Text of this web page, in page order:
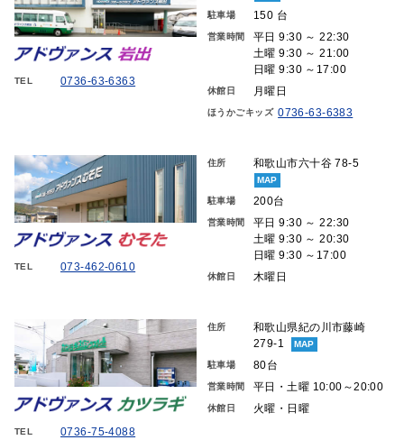
TEL 0736-63-6363
駐車場 150 台
営業時間
平日 9:30 ～ 22:30
土曜 9:30 ～ 21:00
日曜 9:30 ～17:00
休館日 月曜日
ほうかごキッズ 0736-63-6383
TEL 073-462-0610
住所 和歌山市六十谷 78-5
MAP
駐車場 200台
営業時間
平日 9:30 ～ 22:30
土曜 9:30 ～ 20:30
日曜 9:30 ～17:00
休館日 木曜日
TEL 0736-75-4088
住所
和歌山県紀の川市藤崎
279-1
MAP
駐車場 80台
営業時間 平日・土曜 10:00～20:00
休館日 火曜・日曜